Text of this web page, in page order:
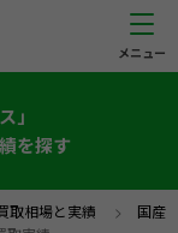
」
を探す
取相場と実績 > 国産